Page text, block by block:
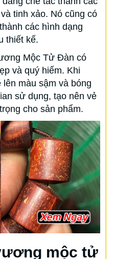
tinh xảo. Nó cũng có
các hình dạng
thiết kế.
Mộc Tử Đàn có
và quý hiếm. Khi
màu sậm và bóng
sử dụng, tạo nên vẻ
cho sản phẩm.
mộc tử